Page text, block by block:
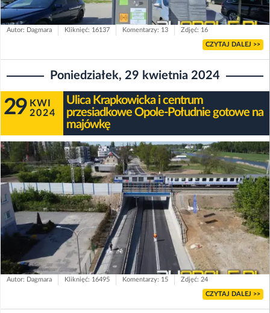
Autor: Dagmara Kliknięć: 16137 Komentarzy: 13 Zdjęć: 16
CZYTAJ DALEJ >>
Poniedziałek, 29 kwietnia 2024
29 KWI
2024
Ulica Krapkowicka i centrum
przesiadkowe Opole-Południe gotowe na
majówkę
Autor: Dagmara Kliknięć: 16495 Komentarzy: 15 Zdjęć: 24
CZYTAJ DALEJ >>